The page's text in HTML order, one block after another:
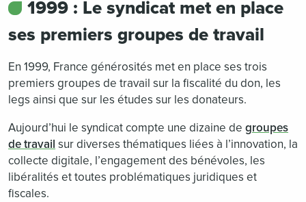
1999 : Le syndicat met en place
ses premiers groupes de travail
En 1999, France générosités met en place ses trois
premiers groupes de travail sur la fiscalité du don, les
legs ainsi que sur les études sur les donateurs.
Aujourd’hui le syndicat compte une dizaine de groupes
de travail sur diverses thématiques liées à l’innovation, la
collecte digitale, l’engagement des bénévoles, les
libéralités et toutes problématiques juridiques et
fiscales.